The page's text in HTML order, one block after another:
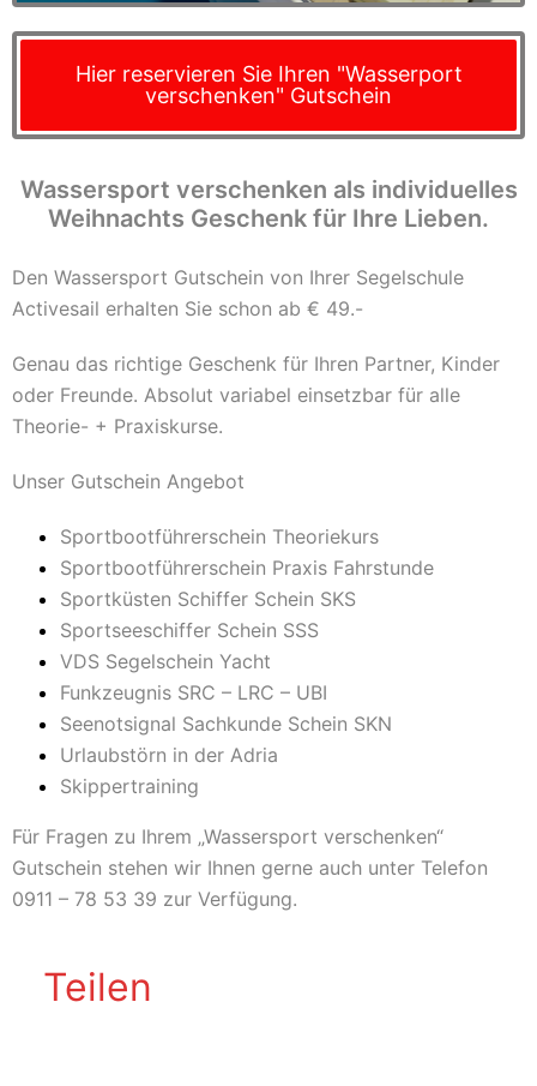
Hier reservieren Sie Ihren "Wasserport
verschenken" Gutschein
Wassersport verschenken als individuelles
Weihnachts Geschenk für Ihre Lieben.
Den Wassersport Gutschein von Ihrer Segelschule
Activesail erhalten Sie schon ab € 49.-
Genau das richtige Geschenk für Ihren Partner, Kinder
oder Freunde. Absolut variabel einsetzbar für alle
Theorie- + Praxiskurse.
Unser Gutschein Angebot
Sportbootführerschein Theoriekurs
Sportbootführerschein Praxis Fahrstunde
Sportküsten Schiffer Schein SKS
Sportseeschiffer Schein SSS
VDS Segelschein Yacht
Funkzeugnis SRC – LRC – UBI
Seenotsignal Sachkunde Schein SKN
Urlaubstörn in der Adria
Skippertraining
Für Fragen zu Ihrem „Wassersport verschenken“
Gutschein stehen wir Ihnen gerne auch unter Telefon
0911 – 78 53 39 zur Verfügung.
Teilen